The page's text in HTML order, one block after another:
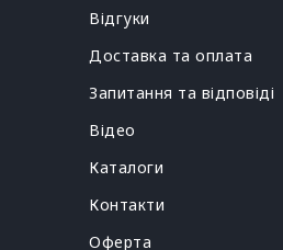
Відгуки
Доставка та оплата
Запитання та відповіді
Відео
Каталоги
Контакти
Оферта